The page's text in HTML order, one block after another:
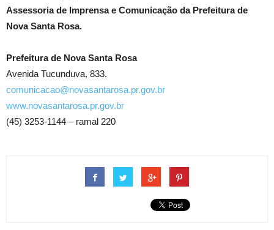
Assessoria de Imprensa e Comunicação da Prefeitura de
Nova Santa Rosa.
Prefeitura de Nova Santa Rosa
Avenida Tucunduva, 833.
comunicacao@novasantarosa.pr.gov.br
www.novasantarosa.pr.gov.br
(45) 3253-1144 – ramal 220